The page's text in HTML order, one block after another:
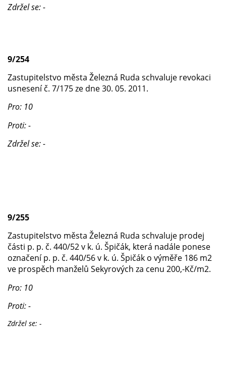
Zdržel se: -
9/254
Zastupitelstvo města Železná Ruda schvaluje revokaci
usnesení č. 7/175 ze dne 30. 05. 2011.
Pro: 10
Proti: -
Zdržel se: -
9/255
Zastupitelstvo města Železná Ruda schvaluje prodej
části p. p. č. 440/52 v k. ú. Špičák, která nadále ponese
označení p. p. č. 440/56 v k. ú. Špičák o výměře 186 m2
ve prospěch manželů Sekyrových za cenu 200,-Kč/m2.
Pro: 10
Proti: -
Zdržel se: -